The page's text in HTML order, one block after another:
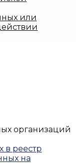
или
организаций
в реестр
на